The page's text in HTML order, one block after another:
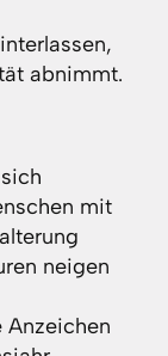
abnimmt.
mit
neigen
Anzeichen